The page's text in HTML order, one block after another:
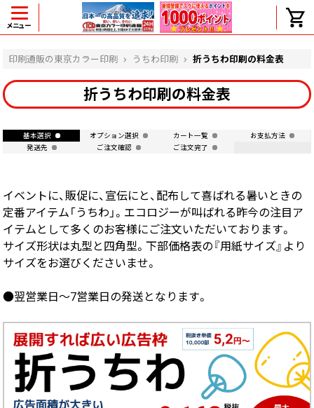
メニュー
印刷通販の東京カラー印刷 うちわ印刷 折うちわ印刷の料金表
折うちわ印刷の料金表
基本選択 オプション選択 カート一覧
お支払方法
発送先
ご注文確認 ご注文完了
イベントに、販促に、宣伝にと、配布して喜ばれる暑いときの
定番アイテム「うちわ」。エコロジーが叫ばれる昨今の注目ア
イテムとして多くのお客様にご注文いただいております。
サイズ形状は丸型と四角型。下部価格表の『用紙サイズ』より
サイズをお選びくださいませ。
●翌営業日～7営業日の発送となります。
ヘルプ
入金・決済後、入金情報画面に反映されま
せん。
い。
完成時間の目安を電話で確認できますか？
任意の部数単位で帯をかけて納品できま
すか？
領収書・納品書を発行は可能ですか？
見本と印刷データの比較はしてくれます
画面表示操作
ユーザー登録ログイン
注文